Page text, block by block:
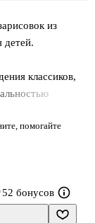
помогайте
из
детей.
классиков,
С.
и героизме
тыла. Уважение
52 бонусов